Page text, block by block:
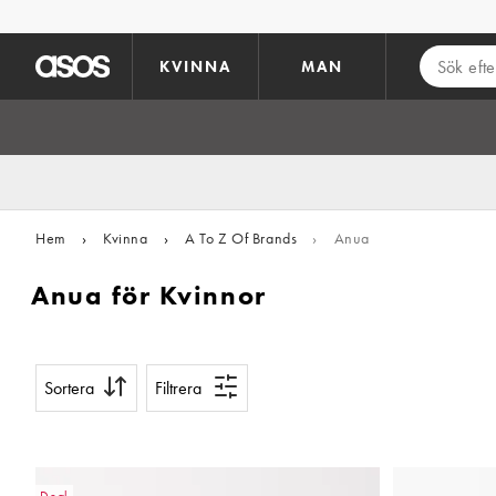
KVINNA MAN
Hem › Kvinna › A To Z Of Brands › Anua
Anua för Kvinnor
Sortera Filtrera